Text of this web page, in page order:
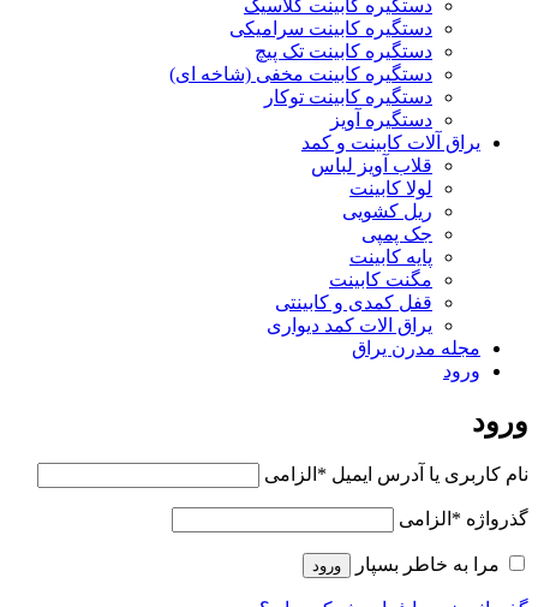
دستگیره کابینت کلاسیک
دستگیره کابینت سرامیکی
دستگیره کابینت تک پیچ
دستگیره کابینت مخفی (شاخه ای)
دستگیره کابینت توکار
دستگیره آویز
یراق آلات کابینت و کمد
قلاب آویز لباس
لولا کابینت
ریل کشویی
جک پمپی
پایه کابینت
مگنت کابینت
قفل کمدی و کابینتی
یراق الات کمد دیواری
مجله مدرن یراق
ورود
ورود
نام کاربری یا آدرس ایمیل * الزامی
گذرواژه * الزامی
مرا به خاطر بسپار ورود